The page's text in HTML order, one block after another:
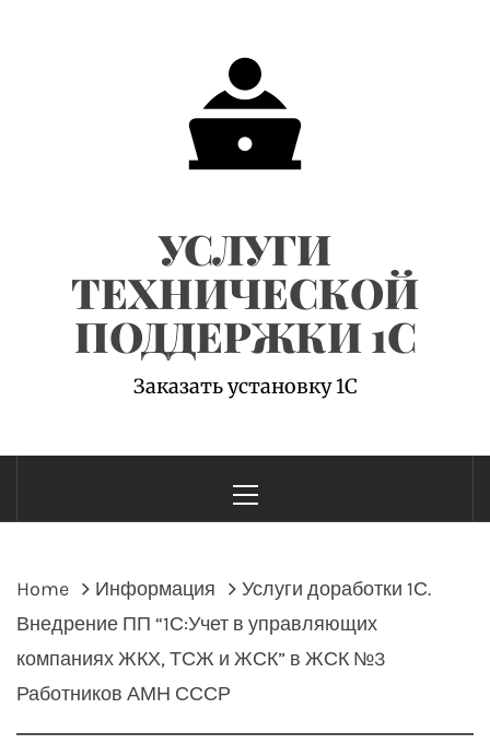
УСЛУГИ
ТЕХНИЧЕСКОЙ
ПОДДЕРЖКИ 1С
Заказать установку 1С
Menu
Home Информация
Услуги доработки 1С.
Внедрение ПП “1С:Учет в управляющих
компаниях ЖКХ, ТСЖ и ЖСК” в ЖСК №3
Работников АМН СССР